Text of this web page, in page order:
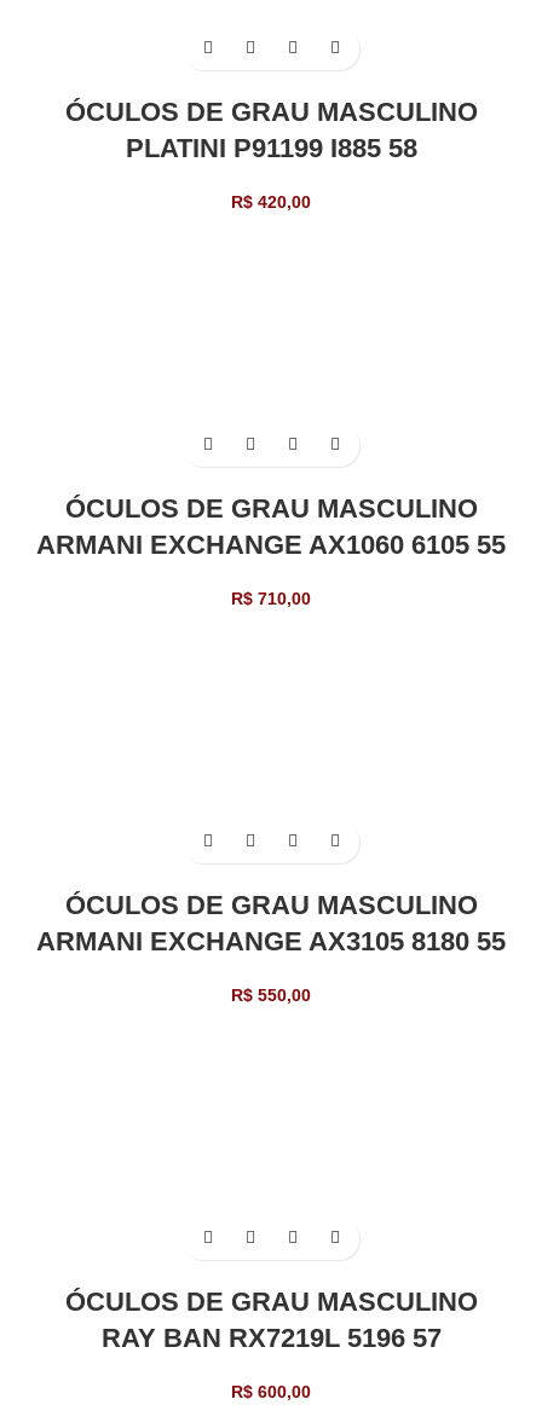
ÓCULOS DE GRAU MASCULINO
PLATINI P91199 I885 58
R$ 420,00
ÓCULOS DE GRAU MASCULINO
ARMANI EXCHANGE AX1060 6105 55
R$ 710,00
ÓCULOS DE GRAU MASCULINO
ARMANI EXCHANGE AX3105 8180 55
R$ 550,00
ÓCULOS DE GRAU MASCULINO
RAY BAN RX7219L 5196 57
R$ 600,00